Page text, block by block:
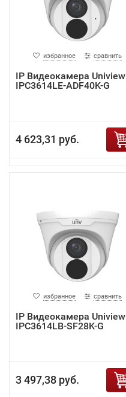
избранное сравнить
IP Видеокамера Uniview
IPC3614LE-ADF40K-G
4 623,31 руб.
избранное сравнить
IP Видеокамера Uniview
IPC3614LB-SF28K-G
3 497,38 руб.